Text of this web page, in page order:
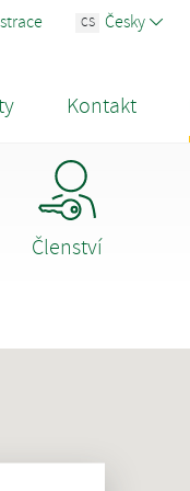
CS Česky
Kontakt
Členství